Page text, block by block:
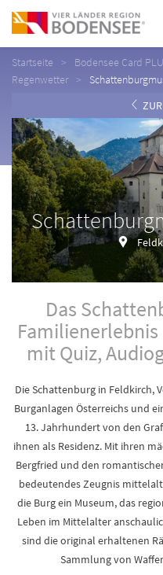
Startseite Bodensee Card
Regenwetter
Das
mit Quiz,
Die Schattenburg in Feldkirch,
Burganlagen Österreichs und
13. Jahrhundert von den
ihnen als Residenz. Mit ihren
Bergfried und den
bedeutendes Zeugnis
die Burg ein Museum, das
Leben im Mittelalter
sind die original erhaltenen
Sammlung von